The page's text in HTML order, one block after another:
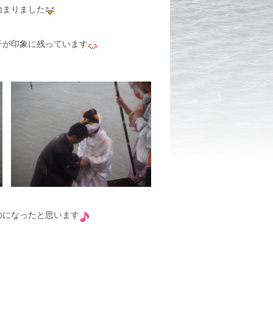
りました
印象に残っています
なったと思います